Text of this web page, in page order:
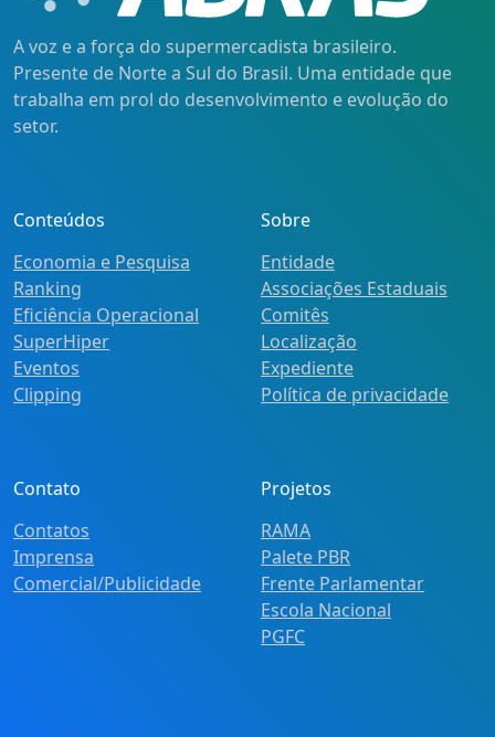
A voz e a força do supermercadista brasileiro.
Presente de Norte a Sul do Brasil. Uma entidade que
trabalha em prol do desenvolvimento e evolução do
setor.
Conteúdos
Economia e Pesquisa
Ranking
Eficiência Operacional
SuperHiper
Eventos
Clipping
Sobre
Entidade
Associações Estaduais
Comitês
Localização
Expediente
Política de privacidade
Contato
Contatos
Imprensa
Comercial/Publicidade
Projetos
RAMA
Palete PBR
Frente Parlamentar
Escola Nacional
PGFC